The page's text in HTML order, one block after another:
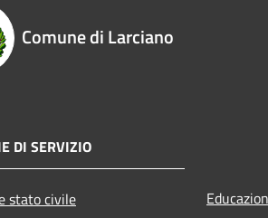
Comune di Larciano
DI SERVIZIO
stato civile